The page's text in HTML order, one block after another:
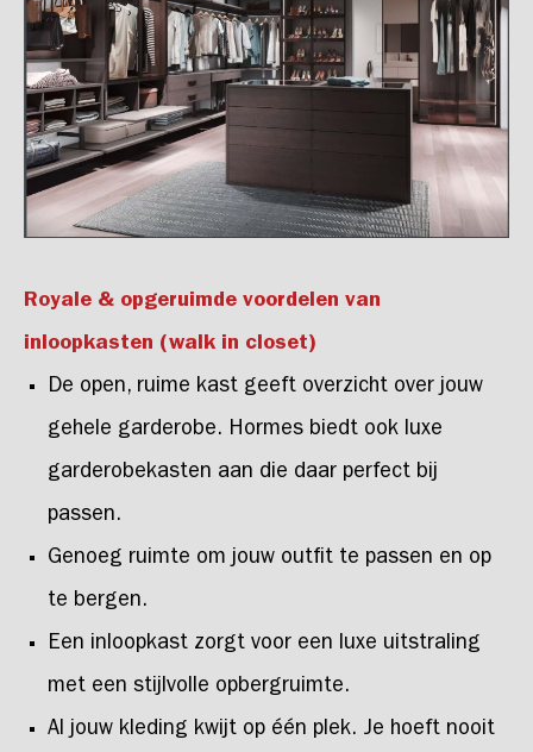
Royale & opgeruimde voordelen van
inloopkasten (walk in closet)
De open, ruime kast geeft overzicht over jouw
gehele garderobe. Hormes biedt ook luxe
garderobekasten aan die daar perfect bij
passen.
Genoeg ruimte om jouw outfit te passen en op
te bergen.
Een inloopkast zorgt voor een luxe uitstraling
met een stijlvolle opbergruimte.
Al jouw kleding kwijt op één plek. Je hoeft nooit